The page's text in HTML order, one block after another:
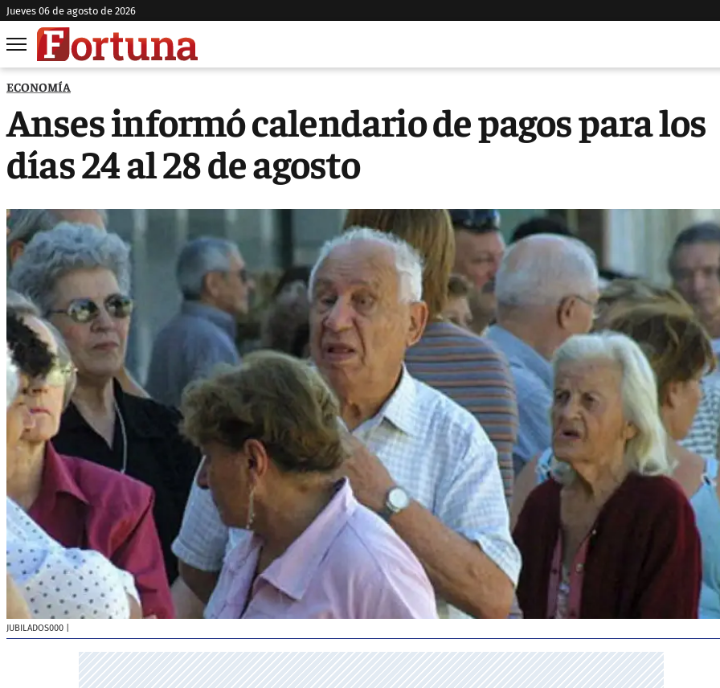
jueves 06 de agosto de 2026
ECONOMÍA
Anses informó calendario de pagos para los
días 24 al 28 de agosto
JUBILADOS000